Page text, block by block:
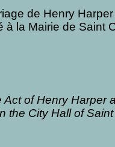
de Henry
à la Mairie de Saint
of Henry Harper
the City Hall of